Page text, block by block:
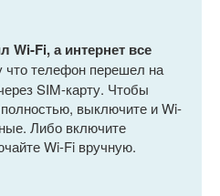
Fi, а интернет все
что телефон перешел на
SIM-карту. Чтобы
выключите и Wi-
Либо включите
Wi-Fi вручную.